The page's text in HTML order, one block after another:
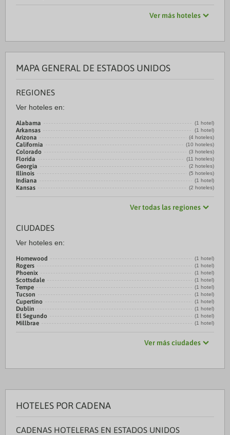
Ver más hoteles
MAPA GENERAL DE ESTADOS UNIDOS
REGIONES
Ver hoteles en:
Alabama (1 hotel)
Arkansas (1 hotel)
Arizona (4 hoteles)
California (10 hoteles)
Colorado (3 hoteles)
Florida (11 hoteles)
Georgia (2 hoteles)
Illinois (5 hoteles)
Indiana (1 hotel)
Kansas (2 hoteles)
Ver todas las regiones
CIUDADES
Ver hoteles en:
Homewood (1 hotel)
Rogers (1 hotel)
Phoenix (1 hotel)
Scottsdale (1 hotel)
Tempe (1 hotel)
Tucson (1 hotel)
Cupertino (1 hotel)
Dublin (1 hotel)
El Segundo (1 hotel)
Millbrae (1 hotel)
Ver más ciudades
HOTELES POR CADENA
CADENAS HOTELERAS EN ESTADOS UNIDOS